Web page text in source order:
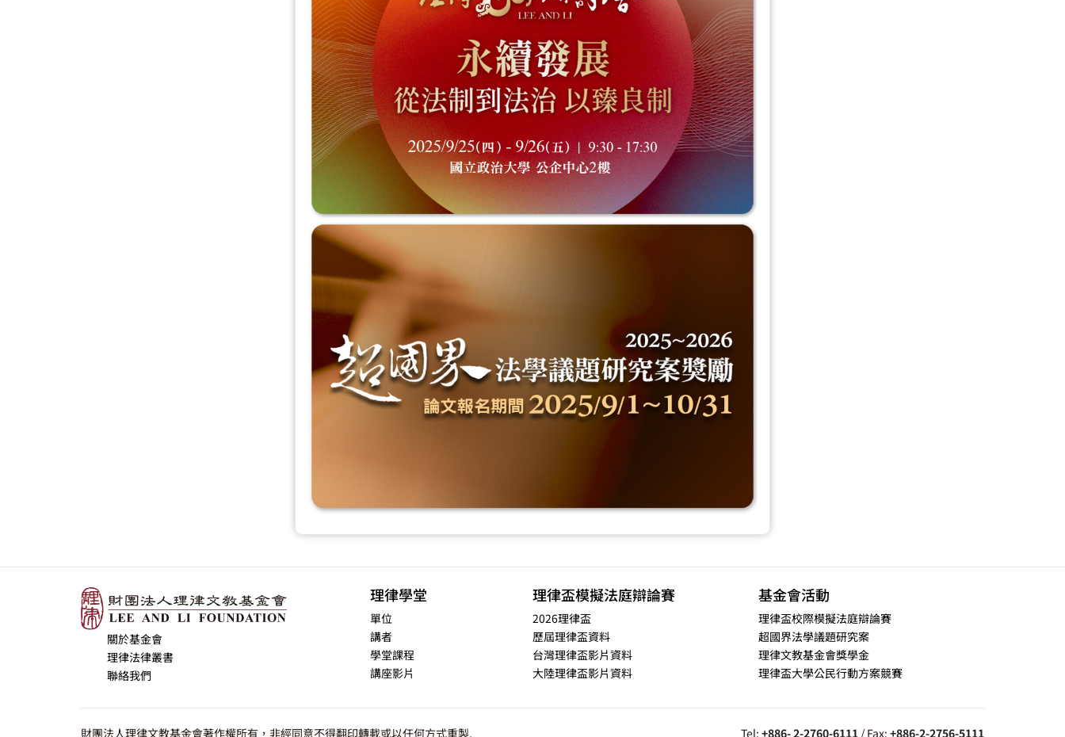
關於基金會
理律法律叢書
聯絡我們
理律學堂
單位
講者
學堂課程
講座影片
理律盃模擬法庭辯論賽
2026理律盃
歷屆理律盃資料
台灣理律盃影片資料
大陸理律盃影片資料
基金會活動
理律盃校際模擬法庭辯論賽
超國界法學議題研究案
理律文教基金會獎學金
理律盃大學公民行動方案競賽
財團法人理律文教基金會著作權所有，非經同意不得翻印轉載或以任何方式重製. Tel: +886- 2-2760-6111 / Fax: +886-2-2756-5111